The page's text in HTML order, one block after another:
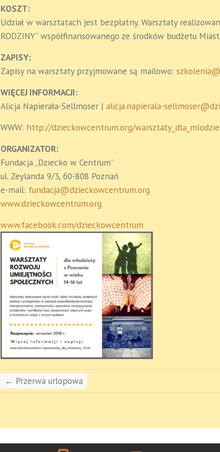
KOSZT:
Udział w warsztatach jest bezpłatny. Warsztaty
RODZINY” współfinansowanego ze środków budżetu
ZAPISY:
Zapisy na warsztaty przyjmowane są mailowo:
WIĘCEJ INFORMACJI:
Alicja Napierała-Sellmoser | alicja.napierala-
WWW: http://dzieckowcentrum.org/
ORGANIZATOR:
Fundacja „Dziecko w Centrum”
ul. Zeylanda 9/3, 60-808 Poznań
e-mail: fundacja@dzieckowcentrum.org
www.dzieckowcentrum.org
www.facebook.com/dzieckowcentrum
← Przerwa urlopowa